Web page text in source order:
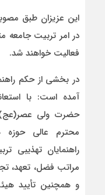
در امر تربیت جامعه
فعالیت خواهند شد.
در بخشی از حکم
آمده است: با
محترم عالی
راهنمایان تهذیبی
مراتب فضل، تعهد،
و همچنین تأیید